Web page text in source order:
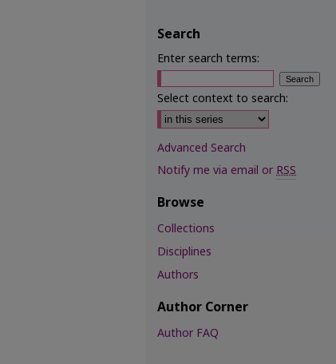
Search
Enter search terms:
Select context to search:
Advanced Search
Notify me via email orRSS
Browse
Collections
Disciplines
Authors
Author Corner
Author FAQ